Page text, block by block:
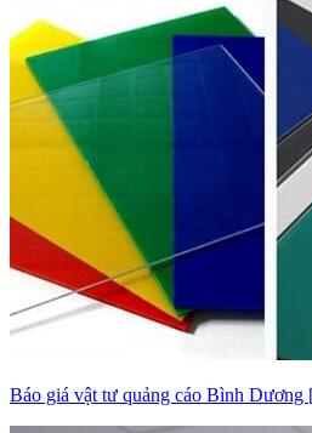
Báo giá vật tư quảng cáo Bình